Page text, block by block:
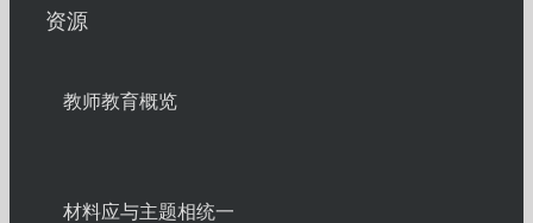
资源
教师教育概览
材料应与主题相统一